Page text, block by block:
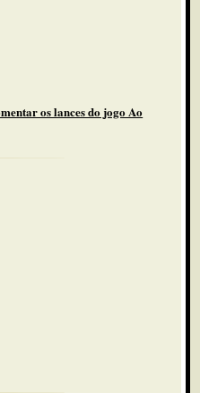
os lances do jogo Ao